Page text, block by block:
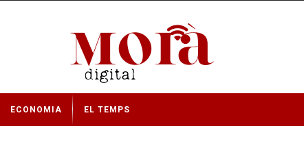
ECONOMIA EL TEMPS